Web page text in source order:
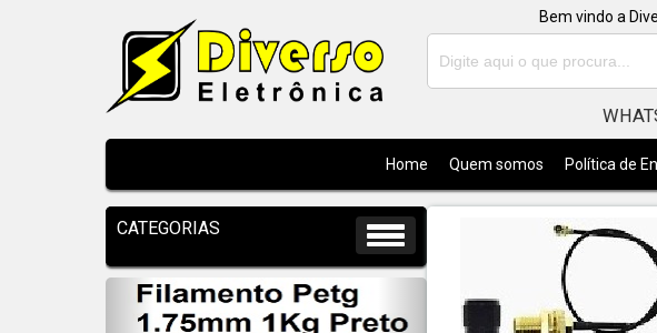
Bem vindo a
Home Quem somos Política de
Previous Next